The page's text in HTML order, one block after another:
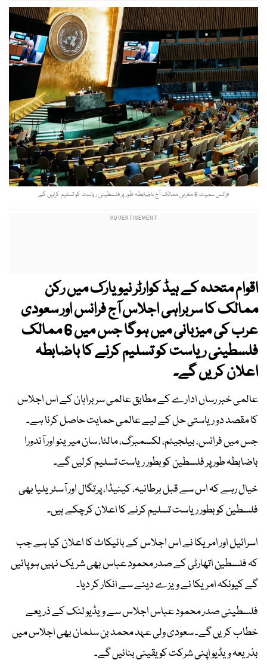
فرانس سمیت 6 مغربی ممالک آج باضابطہ طور پر فلسطینی ریاست کو تسلیم کرلیں گے
اقوام متحدہ کے ہیڈ کوارٹر نیویارک میں رکن
ممالک کا سربراہی اجلاس آج فرانس اور سعودی
عرب کی میزبانی میں ہوگا جس میں 6 ممالک
فلسطینی ریاست کو تسلیم کرنے کا باضابطہ
اعلان کریں گے۔
عالمی خبر رساں ادارے کے مطابق عالمی سربراہان کے اس اجلاس
کا مقصد دو ریاستی حل کے لیے عالمی حمایت حاصل کرنا ہے۔
جس میں فرانس، بیلجیئم، لکسمبرگ، مالٹا، سان میرینو اور آندورا
باضابطہ طور پر فلسطین کو بطور ریاست تسلیم کرلیں گے۔
خیال رہے کہ اس سے قبل برطانیہ، کینیڈا، پرتگال اور آسٹریلیا بھی
فلسطین کو بطور ریاست تسلیم کرنے کا اعلان کرچکے ہیں۔
اسرائیل اور امریکا نے اس اجلاس کے بائیکاٹ کا اعلان کیا ہے جب
کہ فلسطین اتھارٹی کے صدر محمود عباس بھی شریک نہیں ہو پائیں
گے کیونکہ امریکا نے ویزے دینے سے انکار کر دیا۔
فلسطینی صدر محمود عباس اجلاس سے ویڈیو لنک کے ذریعے
خطاب کریں گے۔ سعودی ولی عہد محمد بن سلمان بھی اجلاس میں
بذریعہ ویڈیو اپنی شرکت کو یقینی بنائیں گے۔